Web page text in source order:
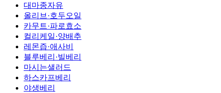
대마종자유
올리브·호두오일
카무트·파로효소
컬리케일·양배추
레몬즙·애사비
블루베리·빌베리
마시는샐러드
하스카프베리
야생베리